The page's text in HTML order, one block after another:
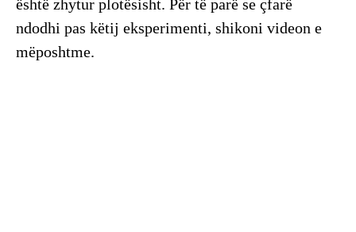
është zhytur plotësisht. Për të parë se çfarë
ndodhi pas këtij eksperimenti, shikoni videon e
mëposhtme.